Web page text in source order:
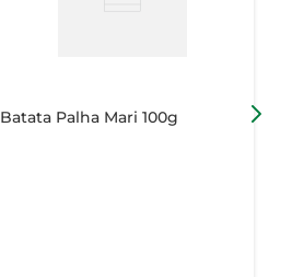
Batata Palha Mari 100g